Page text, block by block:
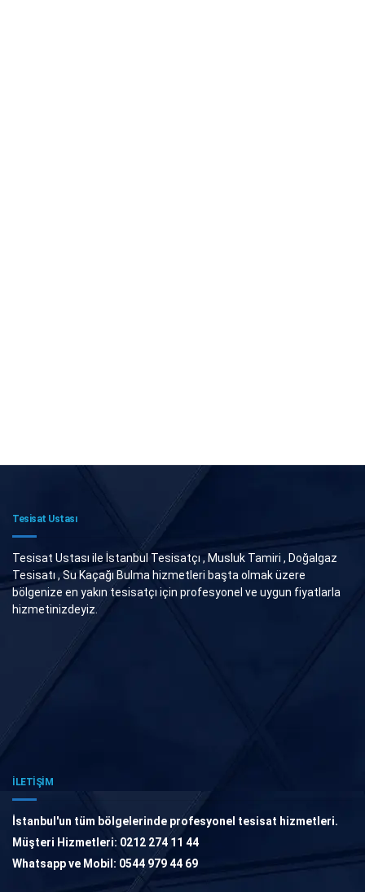
Tesisat Ustası
Tesisat Ustası ile İstanbul Tesisatçı , Musluk Tamiri , Doğalgaz
Tesisatı , Su Kaçağı Bulma hizmetleri başta olmak üzere
bölgenize en yakın tesisatçı için profesyonel ve uygun fiyatlarla
hizmetinizdeyiz.
İLETİŞİM
İstanbul'un tüm bölgelerinde profesyonel tesisat hizmetleri.
Müşteri Hizmetleri: 0212 274 11 44
Whatsapp ve Mobil: 0544 979 44 69